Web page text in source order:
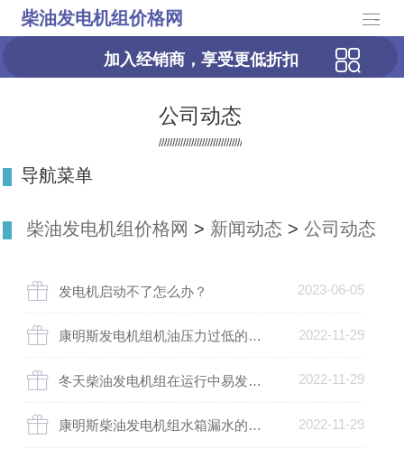
柴油发电机组价格网 -
加入经销商，享受更低折扣
公司动态
导航菜单
柴油发电机组价格网 > 新闻动态 >公司动态
发电机启动不了怎么办？ 2023-06-05
康明斯发电机组机油压力过低的情况说明 2022-11-29
冬天柴油发电机组在运行中易发生什么故障？ 2022-11-29
康明斯柴油发电机组水箱漏水的解决方案 2022-11-29